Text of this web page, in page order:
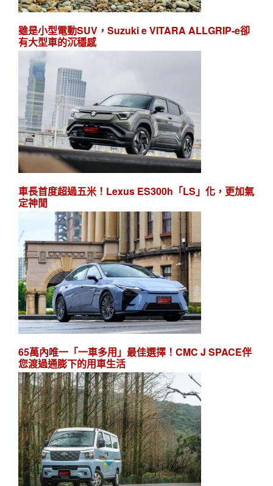
雖是小型電動SUV，Suzuki e VITARA ALLGRIP-e卻
有大型車的沉穩感
車長首度超過五米！Lexus ES300h「LS」化，更加氣
定神閒
65萬內唯一「一車多用」最佳選擇！CMC J SPACE伴
您渡過通膨下的用車生活